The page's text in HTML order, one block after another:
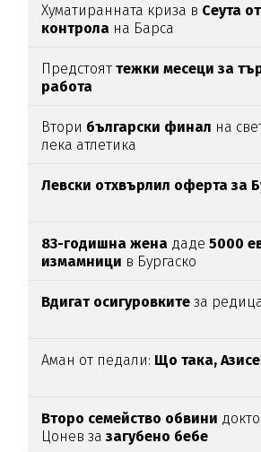
Хуматиранната криза в Сеута
контрола на Барса
Предстояттежки месеци за
работа
Втори български финал на
лека атлетика
Левски отхвърлил оферта за
83-годишна жена даде5000
измамници в Бургаско
Вдигат осигуровките за
Аман от педали: Що така,
Второ семейство обвини
Цонев зазагубено бебе